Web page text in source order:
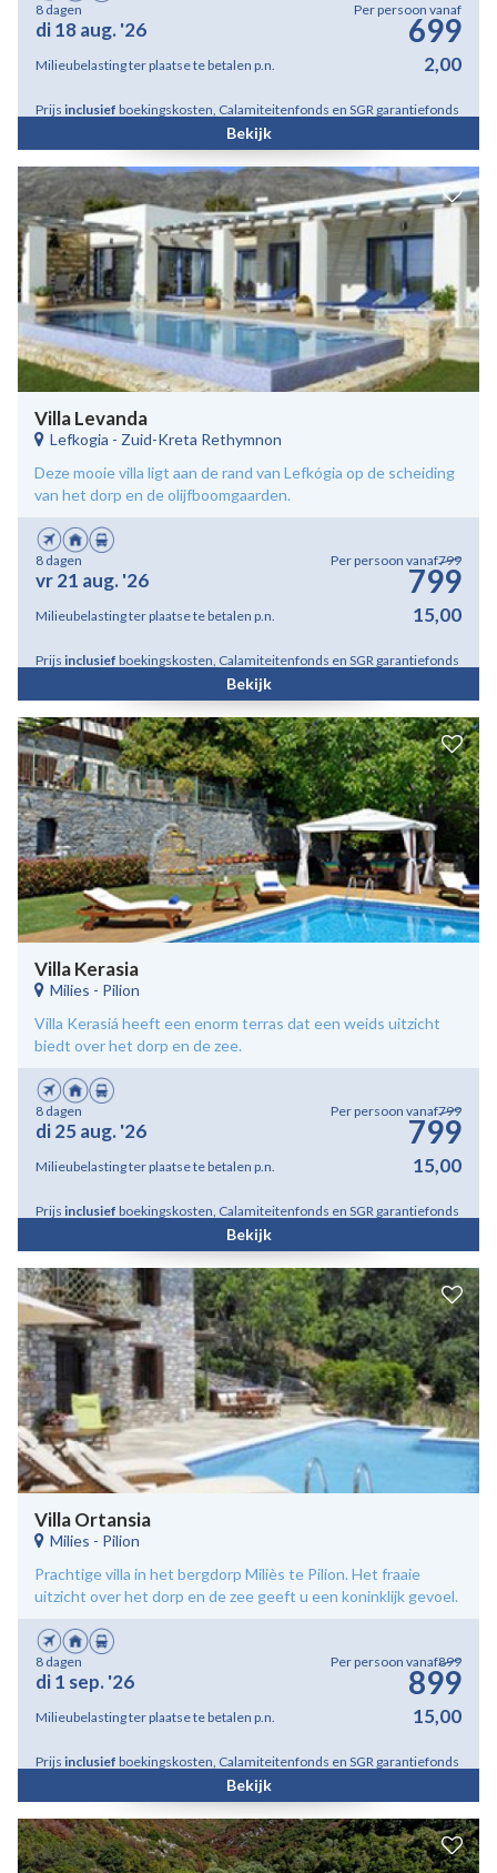
8 dagen
di 18 aug. '26
Per persoon vanaf
699
Milieubelasting ter plaatse te betalen p.n. 2,00
Prijs inclusief boekingskosten, Calamiteitenfonds en SGR garantiefonds
Bekijk
Villa Levanda
Lefkogia - Zuid-Kreta Rethymnon
Deze mooie villa ligt aan de rand van Lefkógia op de scheiding
van het dorp en de olijfboomgaarden.
8 dagen
vr 21 aug. '26
Per persoon vanaf799
799
Milieubelasting ter plaatse te betalen p.n. 15,00
Prijs inclusief boekingskosten, Calamiteitenfonds en SGR garantiefonds
Bekijk
Villa Kerasia
Milies - Pilion
Villa Kerasiá heeft een enorm terras dat een weids uitzicht
biedt over het dorp en de zee.
8 dagen
di 25 aug. '26
Per persoon vanaf799
799
Milieubelasting ter plaatse te betalen p.n. 15,00
Prijs inclusief boekingskosten, Calamiteitenfonds en SGR garantiefonds
Bekijk
Villa Ortansia
Milies - Pilion
Prachtige villa in het bergdorp Miliès te Pilion. Het fraaie
uitzicht over het dorp en de zee geeft u een koninklijk gevoel.
8 dagen
di 1 sep. '26
Per persoon vanaf899
899
Milieubelasting ter plaatse te betalen p.n. 15,00
Prijs inclusief boekingskosten, Calamiteitenfonds en SGR garantiefonds
Bekijk